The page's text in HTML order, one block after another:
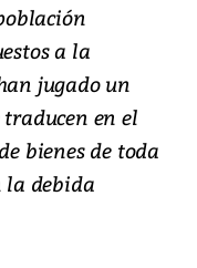
a la
jugado un
en el
bienes de toda
la debida